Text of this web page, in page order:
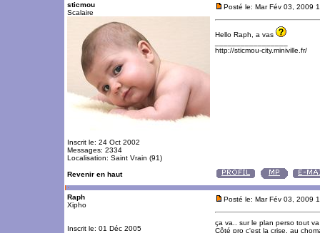
sticmou
Scalaire
Inscrit le: 24 Oct 2002
Messages: 2334
Localisation: Saint Vrain (91)
Posté le: Mar Fév 03, 2009
Hello Raph, a vas
http://sticmou-city.miniville.fr/
Revenir en haut
Raph
Xipho
Inscrit le: 01 Déc 2005
Posté le: Mar Fév 03, 2009
ça va.. sur le plan perso tout
Côté pro c'est la crise, au